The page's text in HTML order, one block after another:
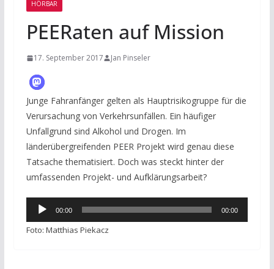
HÖRBAR
PEERaten auf Mission
17. September 2017 Jan Pinseler
Junge Fahranfänger gelten als Hauptrisikogruppe für die
Verursachung von Verkehrsunfällen. Ein häufiger
Unfallgrund sind Alkohol und Drogen. Im
länderübergreifenden PEER Projekt wird genau diese
Tatsache thematisiert. Doch was steckt hinter der
umfassenden Projekt- und Aufklärungsarbeit?
Audio-
Player
00:00 00:00
Foto: Matthias Piekacz